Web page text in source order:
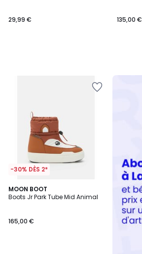
29,99 € 135,00 €
-30% DÈS 2*
MOON BOOT
Boots Jr Park Tube Mid Animal
165,00 €
5
/